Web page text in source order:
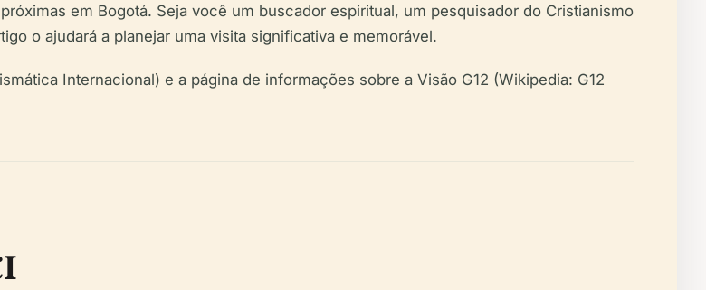
em Bogotá. Seja você um buscador espiritual, um pesquisador do Cristianismo
o ajudará a planejar uma visita significativa e memorável.
Internacional) e a página de informações sobre a Visão G12 (Wikipedia: G12